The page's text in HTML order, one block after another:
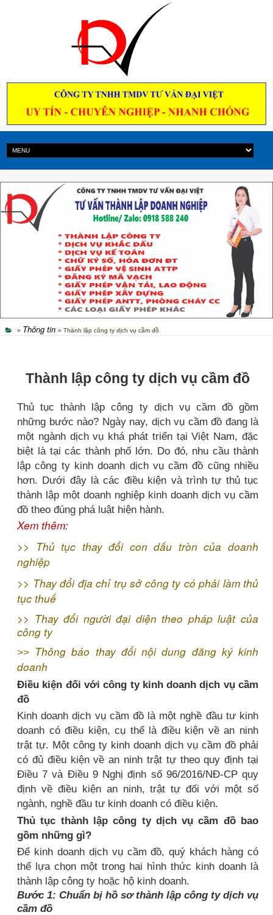
» Thông tin » Thành lập công ty dịch vụ cầm đồ
Thành lập công ty dịch vụ cầm đồ
Thủ tục thành lập công ty dịch vụ cầm đồ gồm
những bước nào? Ngày nay, dịch vụ cầm đồ đang là
một ngành dịch vụ khá phát triển tại Việt Nam, đặc
biệt là tại các thành phố lớn. Do đó, nhu cầu thành
lập công ty kinh doanh dịch vụ cầm đồ cũng nhiều
hơn. Dưới đây là các điều kiện và trình tự thủ tục
thành lập một doanh nghiệp kinh doanh dịch vụ cầm
đồ theo đúng phá luật hiện hành.
Xem thêm:
>> Thủ tục thay đổi con dấu tròn của doanh
nghiệp
>> Thay đổi địa chỉ trụ sở công ty có phải làm thủ
tục thuế
>> Thay đổi người đại diện theo pháp luật của
công ty
>> Thông báo thay đổi nội dung đăng ký kinh
doanh
Điều kiện đối với công ty kinh doanh dịch vụ cầm
đồ
Kinh doanh dịch vụ cầm đồ là một nghề đầu tư kinh
doanh có điều kiện, cụ thể là điều kiện về an ninh
trật tự. Một công ty kinh doanh dịch vụ cầm đồ phải
có đủ điều kiện về an ninh trật tự theo quy định tại
Điều 7 và Điều 9 Nghị định số 96/2016/NĐ-CP quy
định về điều kiện an ninh, trật tự đối với một số
ngành, nghề đầu tư kinh doanh có điều kiện.
Thủ tục thành lập công ty dịch vụ cầm đồ bao
gồm những gì?
Để kinh doanh dịch vụ cầm đồ, quý khách hàng có
thể lựa chọn một trong hai hình thức kinh doanh là
thành lập công ty hoặc hộ kinh doanh.
Bước 1: Chuẩn bị hồ sơ thành lập công ty dịch vụ
cầm đồ